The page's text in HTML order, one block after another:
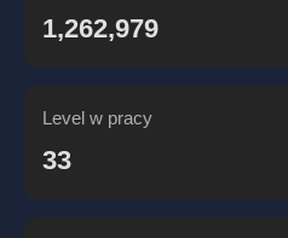
1,262,979
Level w pracy
33